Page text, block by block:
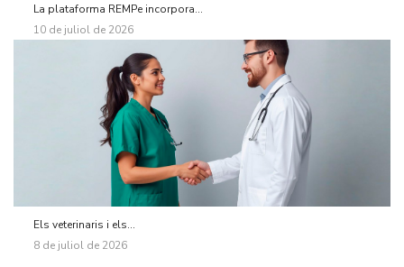
La plataforma REMPe incorpora...
10 de juliol de 2026
Els veterinaris i els...
8 de juliol de 2026